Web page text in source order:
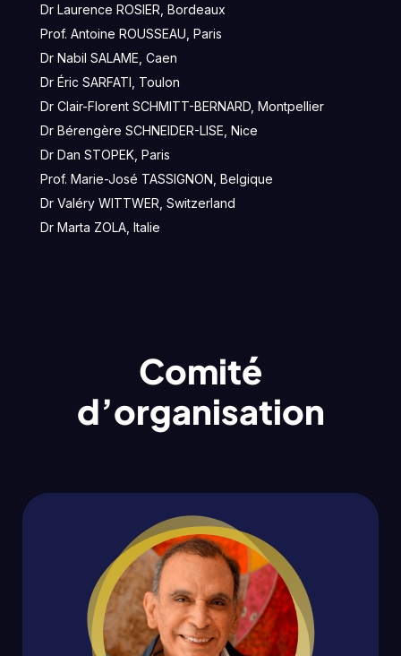
Dr Laurence ROSIER, Bordeaux
Prof. Antoine ROUSSEAU, Paris
Dr Nabil SALAME, Caen
Dr Éric SARFATI, Toulon
Dr Clair-Florent SCHMITT-BERNARD, Montpellier
Dr Bérengère SCHNEIDER-LISE, Nice
Dr Dan STOPEK, Paris
Prof. Marie-José TASSIGNON, Belgique
Dr Valéry WITTWER, Switzerland
Dr Marta ZOLA, Italie
Comité
d’organisation